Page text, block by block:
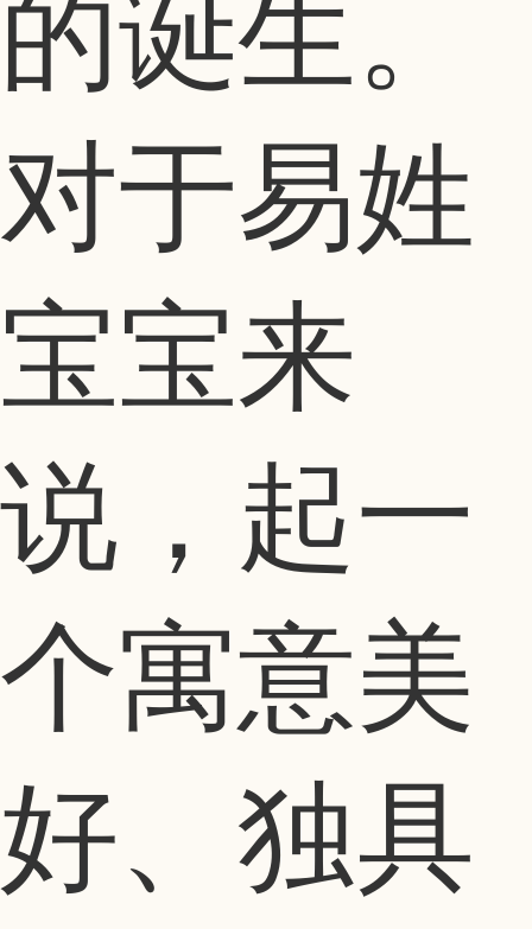
的诞生。
对于易姓
宝宝来
说，起一
个寓意美
好、独具